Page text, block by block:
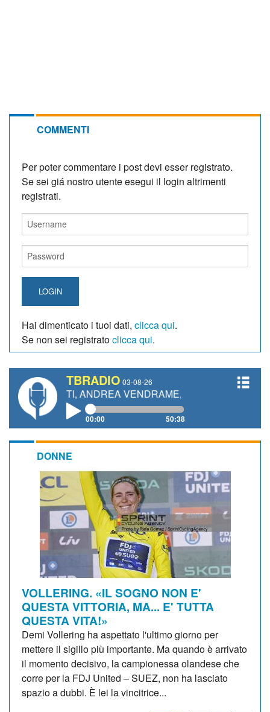
COMMENTI
Per poter commentare i post devi esser registrato.
Se sei giá nostro utente esegui il login altrimenti
registrati.
LOGIN
Hai dimenticato i tuoi dati, clicca qui.
Se non sei registratoclicca qui.
TBRADIO 03-08-26
ANDREA VENDRAME, FILIPPO FIORELLI
00:00 50:38
DONNE
VOLLERING. «IL SOGNO NON E'
QUESTA VITTORIA, MA... E' TUTTA
QUESTA VITA!»
Demi Vollering ha aspettato l'ultimo giorno per
mettere il sigillo più importante. Ma quando è arrivato
il momento decisivo, la campionessa olandese che
corre per la FDJ United – SUEZ, non ha lasciato
spazio a dubbi. È lei la vincitrice...